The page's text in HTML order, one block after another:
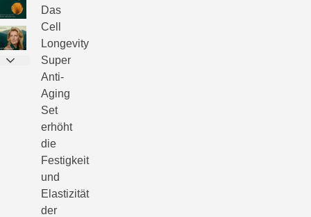
Das
Cell
Longevity
Super
Anti-
Aging
Set
erhöht
die
Festigkeit
und
Elastizität
der